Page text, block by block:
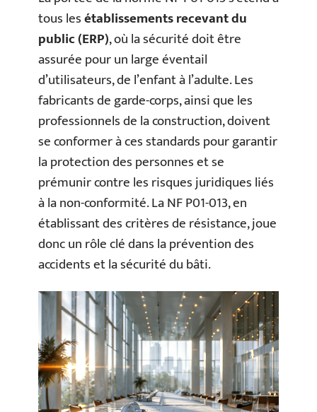
tous lesétablissements recevant du
public (ERP), où la sécurité doit être
assurée pour un large éventail
d’utilisateurs, de l’enfant à l’adulte. Les
fabricants de garde-corps, ainsi que les
professionnels de la construction, doivent
se conformer à ces standards pour garantir
la protection des personnes et se
prémunir contre les risques juridiques liés
à la non-conformité. La NF P01-013, en
établissant des critères de résistance, joue
donc un rôle clé dans la prévention des
accidents et la sécurité du bâti.